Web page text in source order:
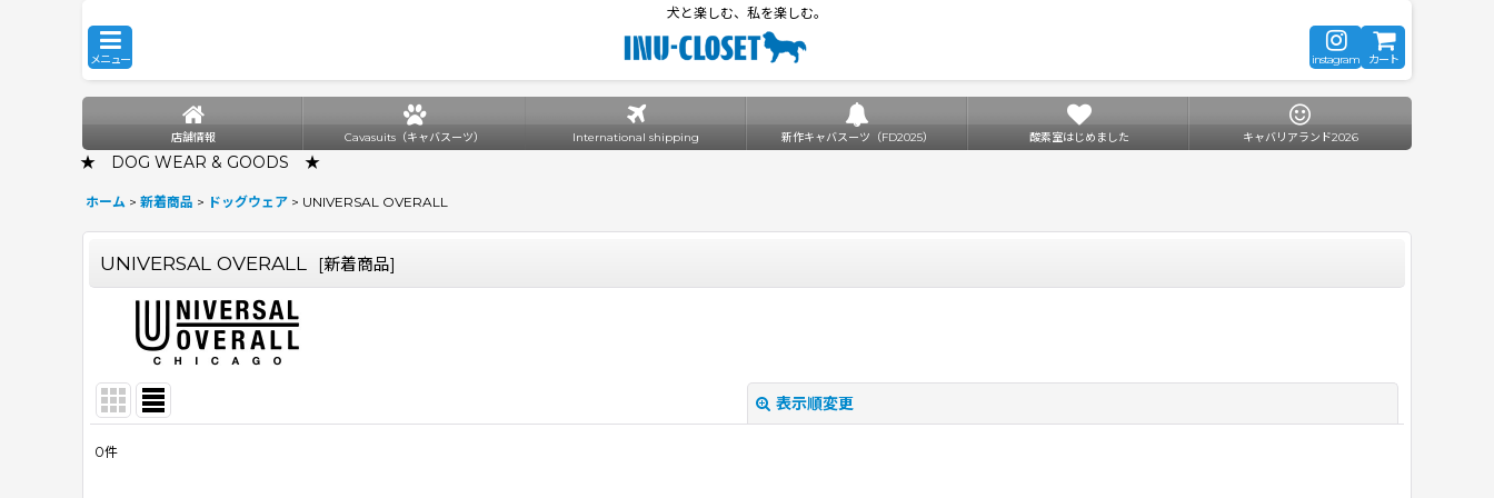
犬と楽しむ、私を楽しむ。
メニュー instagram カート
店舗情報 Cavasuits（キャバスーツ） International shipping 新作キャバスーツ（FD2025） 酸素室はじめました キャバリアランド2026
★ DOG WEAR & GOODS ★
ホーム > 新着商品 > ドッグウェア > UNIVERSAL OVERALL
UNIVERSAL OVERALL [新着商品]
表示順変更
0件